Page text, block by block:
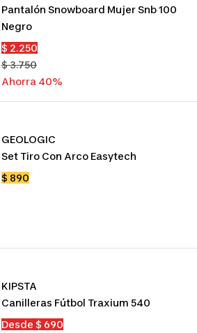
Pantalón Snowboard Mujer Snb 100
Negro
Precio
de
venta
$ 2.250
Precio
normal
$ 3.750
Ahorra 40%
GEOLOGIC
Set Tiro Con Arco Easytech
Precio
$ 890
KIPSTA
Canilleras Fútbol Traxium 540
Precio
Desde $ 690